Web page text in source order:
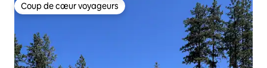
Coup de cœur voyageurs
Coup de cœur voyageurs